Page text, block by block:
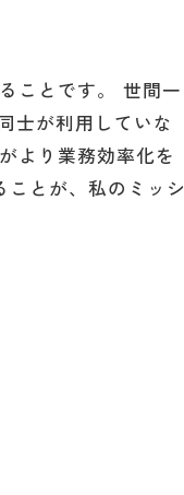
ことです。 世間一
士が利用していな
より業務効率化を
とが、私のミッシ